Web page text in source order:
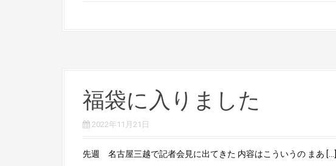
福袋に入りました
2022年11月21日
先週 名古屋三越で記者会見に出てきた 内容はこういうの まあ […]